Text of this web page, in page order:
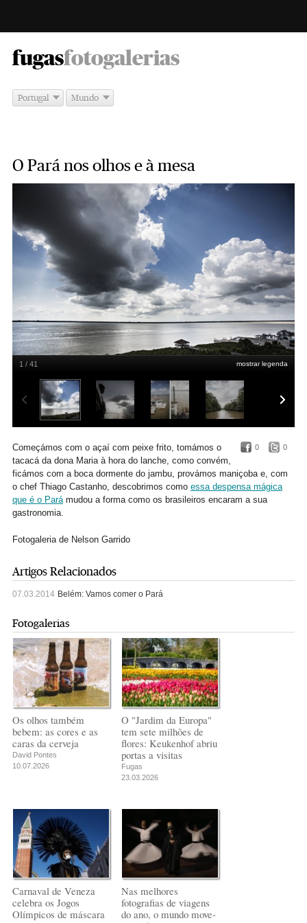
fugas -
fotogalerias
Portugal Mundo
O Pará nos olhos e à mesa
mostrar legenda
1 / 41
0 0
Começámos com o açaí com peixe frito, tomámos o
tacacá da dona Maria à hora do lanche, como convém,
ficámos com a boca dormente do jambu, provámos maniçoba e, com
o chef Thiago Castanho, descobrimos como essa despensa mágica
que é o Parámudou a forma como os brasileiros encaram a sua
gastronomia.
Fotogaleria de Nelson Garrido
Artigos Relacionados
07.03.2014 Belém: Vamos comer o Pará
Fotogalerias
Os olhos também
bebem: as cores e as
caras da cerveja
David Pontes
10.07.2026
O "Jardim da Europa"
tem sete milhões de
flores: Keukenhof abriu
portas a visitas
Fugas
23.03.2026
Carnaval de Veneza
celebra os Jogos
Olímpicos de máscara
Nas melhores
fotografias de viagens
do ano, o mundo move-